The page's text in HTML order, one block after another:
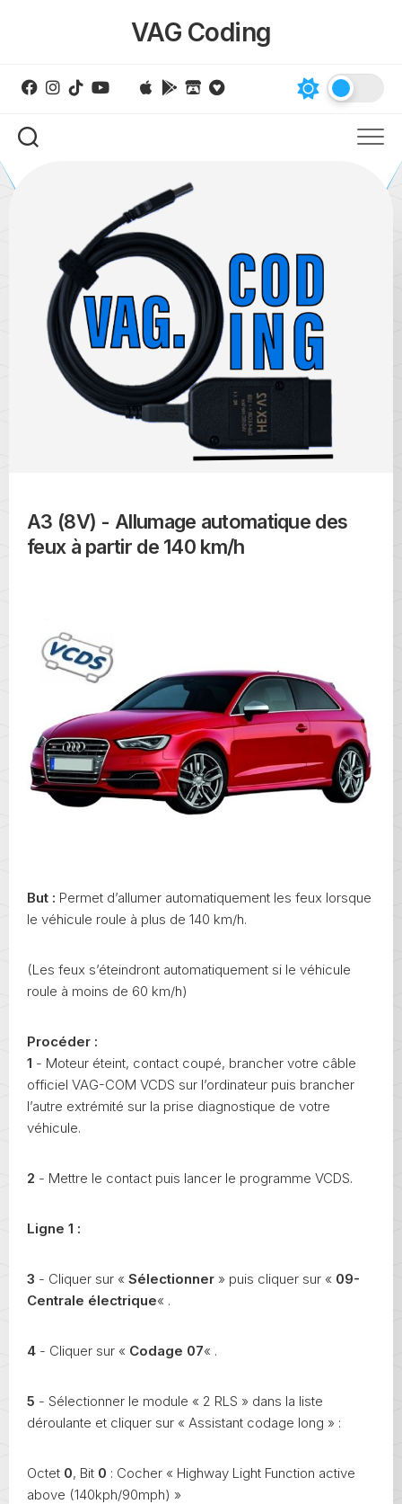
VAG Coding
A3 (8V) - Allumage automatique des
feux à partir de 140 km/h
But : Permet d’allumer automatiquement les feux lorsque
le véhicule roule à plus de 140 km/h.
(Les feux s’éteindront automatiquement si le véhicule
roule à moins de 60 km/h)
Procéder :
1 - Moteur éteint, contact coupé, brancher votre câble
officiel VAG-COM VCDS sur l’ordinateur puis brancher
l’autre extrémité sur la prise diagnostique de votre
véhicule.
2 - Mettre le contact puis lancer le programme VCDS.
Ligne 1 :
3 - Cliquer sur « Sélectionner » puis cliquer sur « 09-
Centrale électrique« .
4 - Cliquer sur « Codage 07« .
5 - Sélectionner le module « 2 RLS » dans la liste
déroulante et cliquer sur « Assistant codage long » :
Octet 0, Bit 0 : Cocher « Highway Light Function active
above (140kph/90mph) »